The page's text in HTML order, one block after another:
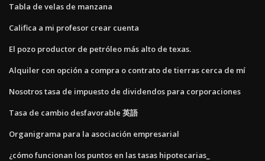
Tabla de velas de manzana
Califica a mi profesor crear cuenta
El pozo productor de petróleo más alto de texas.
Alquiler con opción a compra o contrato de tierras cerca de mí
Nosotros tasa de impuesto de dividendos para corporaciones
Tasa de cambio desfavorable 英語
Organigrama para la asociación empresarial
¿cómo funcionan los puntos en las tasas hipotecarias_